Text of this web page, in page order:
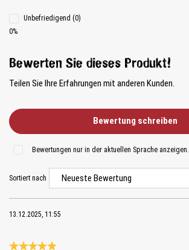
Unbefriedigend (0)
0%
Bewerten Sie dieses Produkt!
Teilen Sie Ihre Erfahrungen mit anderen Kunden.
Bewertung schreiben
Bewertungen nur in der aktuellen Sprache anzeigen.
Sortiert nach
13.12.2025, 11:55